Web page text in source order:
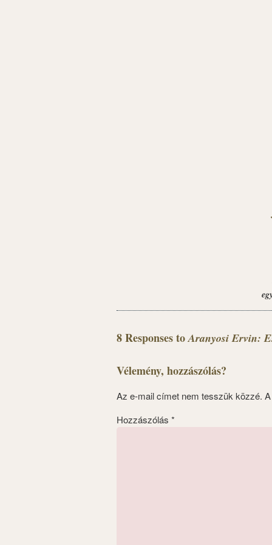
8 Responses toAranyosi Ervin:
Vélemény, hozzászólás?
Az e-mail címet nem tesszük közzé.
Hozzászólás *